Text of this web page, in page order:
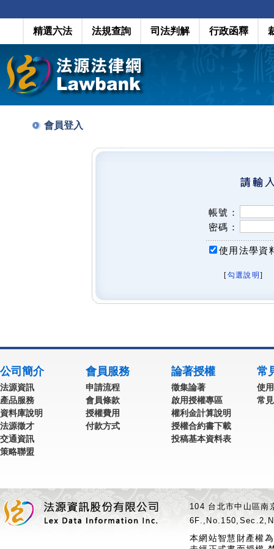
精選六法 法規查詢 司法判解 行政函釋
會員登入
帳號：
密碼：
使用法學資
[勾選說明 ]
公司簡介
法源資訊
產品服務
資料庫說明
法源徵才
交通資訊
策略聯盟
會員服務
申請流程
會員條款
授權費用
付款方式
論著授權
徵集論著
啟用授權專區
權利金計算說明
授權合約書下載
投稿基本資料表
常
使
常
104 台北市中山區
本網站智慧財產權